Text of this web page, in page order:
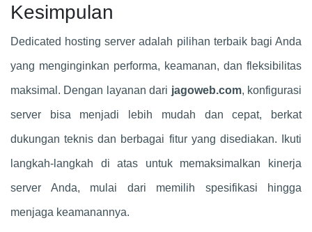
Kesimpulan
Dedicated hosting server adalah pilihan terbaik bagi Anda
yang menginginkan performa, keamanan, dan fleksibilitas
maksimal. Dengan layanan dari jagoweb.com, konfigurasi
server bisa menjadi lebih mudah dan cepat, berkat
dukungan teknis dan berbagai fitur yang disediakan. Ikuti
langkah-langkah di atas untuk memaksimalkan kinerja
server Anda, mulai dari memilih spesifikasi hingga
menjaga keamanannya.